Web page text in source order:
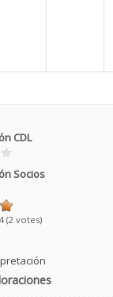
CDL
Socios
4 (2 votes)